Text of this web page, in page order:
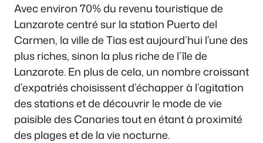
Avec environ 70% du revenu touristique de
Lanzarote centré sur la station Puerto del
Carmen, la ville de Tias est aujourd’hui l’une des
plus riches, sinon la plus riche de l’île de
Lanzarote. En plus de cela, un nombre croissant
d’expatriés choisissent d’échapper à l’agitation
des stations et de découvrir le mode de vie
paisible des Canaries tout en étant à proximité
des plages et de la vie nocturne.